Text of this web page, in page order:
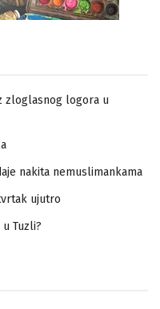
zloglasnog logora u
nakita nemuslimankama
ujutro
Tuzli?